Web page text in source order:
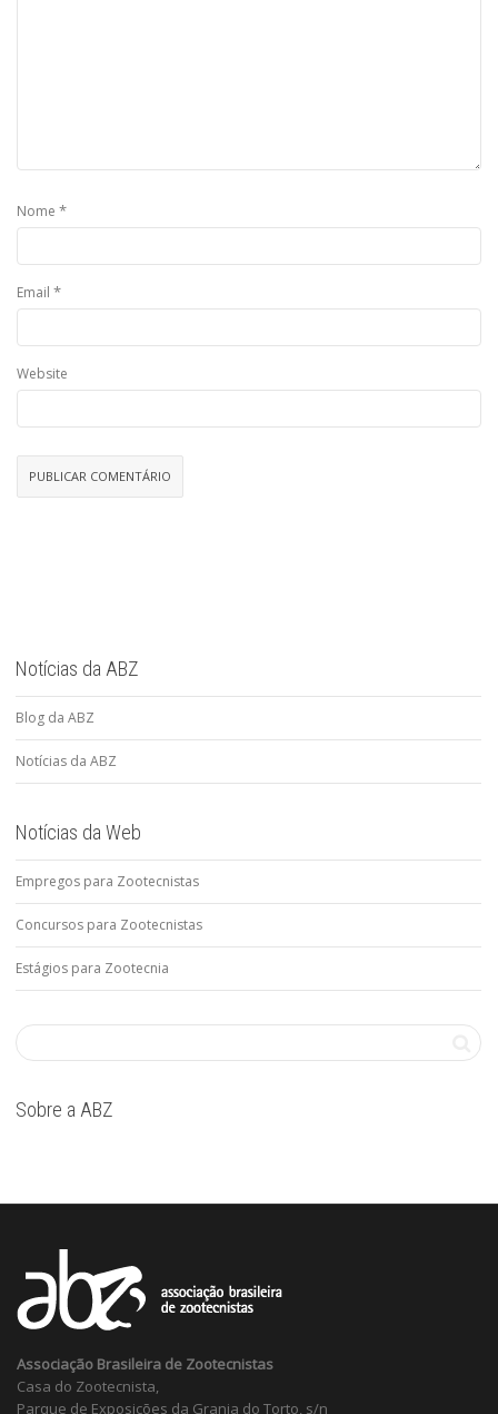
Nome *
Email *
Website
Notícias da ABZ
Blog da ABZ
Notícias da ABZ
Notícias da Web
Empregos para Zootecnistas
Concursos para Zootecnistas
Estágios para Zootecnia
Sobre a ABZ
Associação Brasileira de Zootecnistas
Casa do Zootecnista,
Parque de Exposições da Granja do Torto, s/n